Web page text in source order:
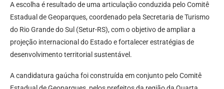
A escolha é resultado de uma articulação conduzida pelo Comitê
Estadual de Geoparques, coordenado pela Secretaria de Turismo
do Rio Grande do Sul (Setur-RS), com o objetivo de ampliar a
projeção internacional do Estado e fortalecer estratégias de
desenvolvimento territorial sustentável.
A candidatura gaúcha foi construída em conjunto pelo Comitê